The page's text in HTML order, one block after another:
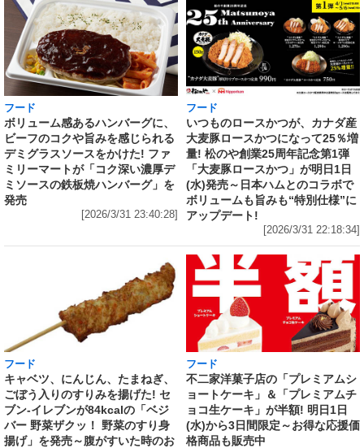
フード
ボリューム感あるハンバーグに、
ビーフのコクや旨みを感じられる
デミグラスソースをかけた! ファ
ミリーマートが「コク深い濃厚デ
ミソースの鉄板焼ハンバーグ」を
発売
[2026/3/31 23:40:28]
フード
いつものロースかつが、カナダ産
大麦豚ロースかつになって25％増
量! 松のや創業25周年記念第1弾
「大麦豚ロースかつ」が明日1日
(水)発売～日本ハムとのコラボで
ボリュームも旨みも“特別仕様”に
アップデート!
[2026/3/31 22:18:34]
フード
キャベツ、にんじん、たまねぎ、
ごぼう入りのすりみを揚げた! セ
ブン‐イレブンが84kcalの「ベジ
バー 野菜ザクッ！ 野菜のすり身
揚げ」を発売～腹がすいた時のお
フード
不二家洋菓子店の「プレミアムシ
ョートケーキ」＆「プレミアムチ
ョコ生ケーキ」が半額! 明日1日
(水)から3日間限定～お得な応援価
格商品も販売中